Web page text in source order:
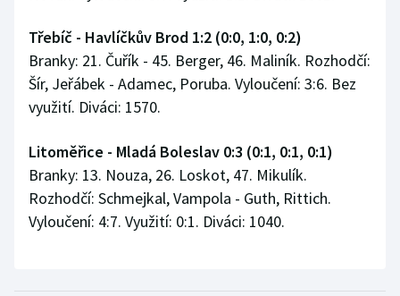
Třebíč - Havlíčkův Brod 1:2 (0:0, 1:0, 0:2)
Branky: 21. Čuřík - 45. Berger, 46. Maliník. Rozhodčí:
Šír, Jeřábek - Adamec, Poruba. Vyloučení: 3:6. Bez
využití. Diváci: 1570.
Litoměřice - Mladá Boleslav 0:3 (0:1, 0:1, 0:1)
Branky: 13. Nouza, 26. Loskot, 47. Mikulík.
Rozhodčí: Schmejkal, Vampola - Guth, Rittich.
Vyloučení: 4:7. Využití: 0:1. Diváci: 1040.